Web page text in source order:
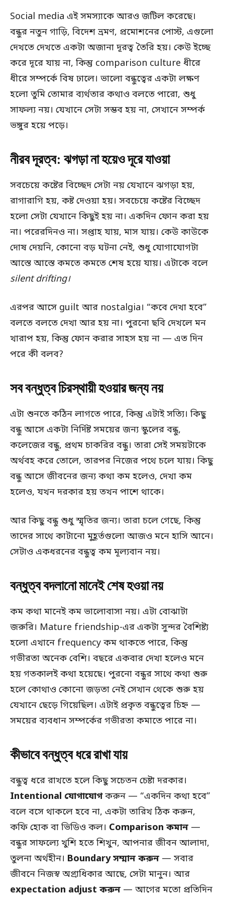
Social media এই সমস্যাকে আরও জটিল করেছে।
বন্ধুর নতুন গাড়ি, বিদেশ ভ্রমণ, প্রমোশনের পোস্ট, এগুলো
দেখতে দেখতে একটা অজানা দূরত্ব তৈরি হয়। কেউ ইচ্ছে
করে দূরে যায় না, কিন্তু comparison culture ধীরে
ধীরে সম্পর্কে বিষ ঢালে। ভালো বন্ধুত্বের একটা লক্ষণ
হলো তুমি তোমার ব্যর্থতার কথাও বলতে পারো, শুধু
সাফল্য নয়। যেখানে সেটা সম্ভব হয় না, সেখানে সম্পর্ক
ভঙ্গুর হয়ে পড়ে।
নীরব দূরত্ব: ঝগড়া না হয়েও দূরে যাওয়া
সবচেয়ে কষ্টের বিচ্ছেদ সেটা নয় যেখানে ঝগড়া হয়,
রাগারাগি হয়, কষ্ট দেওয়া হয়। সবচেয়ে কষ্টের বিচ্ছেদ
হলো সেটা যেখানে কিছুই হয় না। একদিন ফোন করা হয়
না। পরেরদিনও না। সপ্তাহ যায়, মাস যায়। কেউ কাউকে
দোষ দেয়নি, কোনো বড় ঘটনা নেই, শুধু যোগাযোগটা
আস্তে আস্তে কমতে কমতে শেষ হয়ে যায়। এটাকে বলে
silent drifting।
এরপর আসে guilt আর nostalgia। “কবে দেখা হবে”
বলতে বলতে দেখা আর হয় না। পুরনো ছবি দেখলে মন
খারাপ হয়, কিন্তু ফোন করার সাহস হয় না — এত দিন
পরে কী বলব?
সব বন্ধুত্ব চিরস্থায়ী হওয়ার জন্য নয়
এটা শুনতে কঠিন লাগতে পারে, কিন্তু এটাই সত্যি। কিছু
বন্ধু আসে একটা নির্দিষ্ট সময়ের জন্য স্কুলের বন্ধু,
কলেজের বন্ধু, প্রথম চাকরির বন্ধু। তারা সেই সময়টাকে
অর্থবহ করে তোলে, তারপর নিজের পথে চলে যায়। কিছু
বন্ধু আসে জীবনের জন্য কথা কম হলেও, দেখা কম
হলেও, যখন দরকার হয় তখন পাশে থাকে।
আর কিছু বন্ধু শুধু স্মৃতির জন্য। তারা চলে গেছে, কিন্তু
তাদের সাথে কাটানো মুহূর্তগুলো আজও মনে হাসি আনে।
সেটাও একধরনের বন্ধুত্ব কম মূল্যবান নয়।
বন্ধুত্ব বদলানো মানেই শেষ হওয়া নয়
কম কথা মানেই কম ভালোবাসা নয়। এটা বোঝাটা
জরুরি। Mature friendship-এর একটা সুন্দর বৈশিষ্ট্য
হলো এখানে frequency কম থাকতে পারে, কিন্তু
গভীরতা অনেক বেশি। বছরে একবার দেখা হলেও মনে
হয় গতকালই কথা হয়েছে। পুরনো বন্ধুর সাথে কথা শুরু
হলে কোথাও কোনো জড়তা নেই সেখান থেকে শুরু হয়
যেখানে ছেড়ে গিয়েছিল। এটাই প্রকৃত বন্ধুত্বের চিহ্ন —
সময়ের ব্যবধান সম্পর্কের গভীরতা কমাতে পারে না।
কীভাবে বন্ধুত্ব ধরে রাখা যায়
বন্ধুত্ব ধরে রাখতে হলে কিছু সচেতন চেষ্টা দরকার।
Intentional যোগাযোগকরুন — “একদিন কথা হবে”
বলে বসে থাকলে হবে না, একটা তারিখ ঠিক করুন,
কফি হোক বা ভিডিও কল। Comparison কমান —
বন্ধুর সাফল্যে খুশি হতে শিখুন, আপনার জীবন আলাদা,
তুলনা অর্থহীন। Boundary সম্মান করুন — সবার
জীবনে নিজস্ব অগ্রাধিকার আছে, সেটা মানুন। আর
expectation adjust করুন — আগের মতো প্রতিদিন